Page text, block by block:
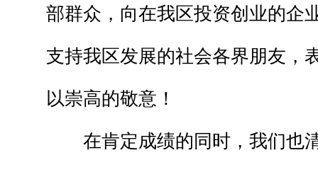
部群众，向在我区投资创业的企
支持我区发展的社会各界朋友，
以崇高的敬意！
在肯定成绩的同时，我们也